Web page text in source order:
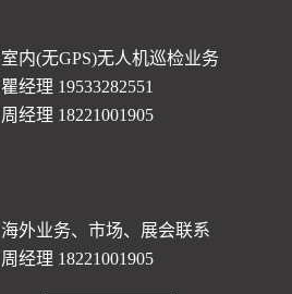
室内(无GPS)无人机巡检业务
瞿经理 19533282551
周经理 18221001905
海外业务、市场、展会联系
周经理 18221001905